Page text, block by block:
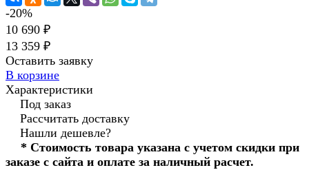
-20%
10 690 ₽
13 359 ₽
Оставить заявку
В корзине
Характеристики
Под заказ
Рассчитать доставку
Нашли дешевле?
* Стоимость товара указана с учетом скидки при
заказе с сайта и оплате за наличный расчет.